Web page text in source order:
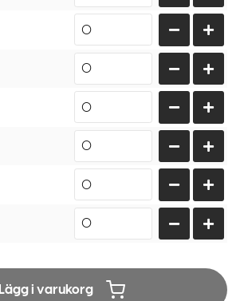
Lägg i varukorg